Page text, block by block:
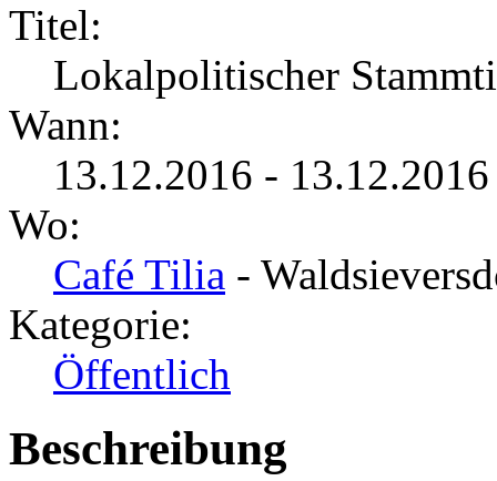
Titel:
Lokalpolitischer
Wann:
13.12.2016 -
Wo:
Café Tilia -
Kategorie:
Öffentlich
Beschreibung